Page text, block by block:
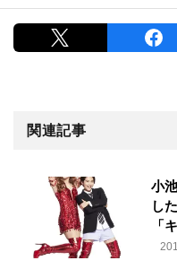
関連記事
小
し
「